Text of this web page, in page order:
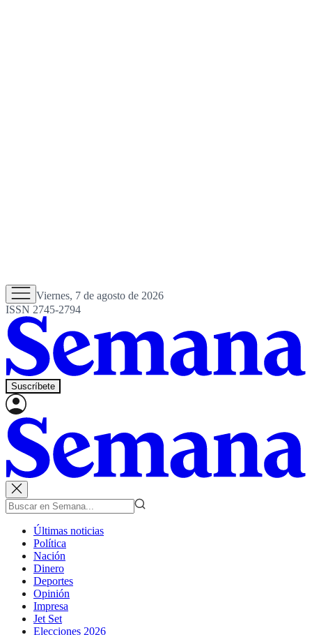
Viernes, 7 de agosto de 2026
ISSN 2745-2794
Suscríbete
Últimas noticias
Política
Nación
Dinero
Deportes
Opinión
Impresa
Jet Set
Elecciones 2026